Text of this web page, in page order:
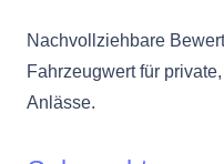
Nachvollziehbare
Fahrzeugwert für
Anlässe.